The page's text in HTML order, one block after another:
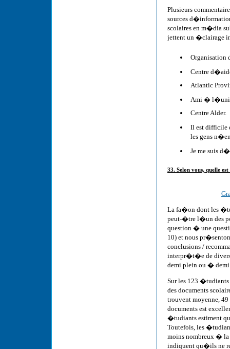
Plusieurs
sources
scolaires en m�dia
jettent un �clairage
Organisation
Centre
Atlantic
Ami �
Centre Alder.
Il est
les gens
Je me suis
33. Selon vous, quelle
La fa�on dont les
peut-�tre l�un des
question � une
10) et nous
conclusions /
interpr�t�e de
demi plein ou �
Sur les 123
des documents
trouvent moyenne,
documents est
�tudiants estiment
Toutefois, les
moins nombreux � la
indiquent qu�ils ne